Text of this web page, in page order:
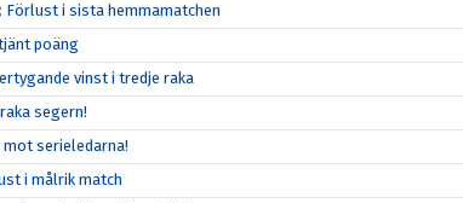
Förlust i sista hemmamatchen
poäng
vinst i tredje raka
segern!
mot serieledarna!
i målrik match